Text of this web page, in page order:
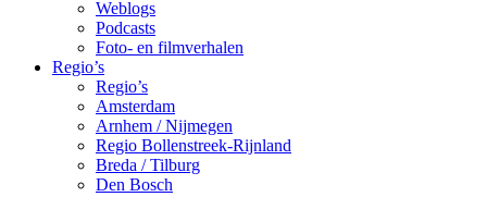
Weblogs
Podcasts
Foto- en filmverhalen
Regio’s
Regio’s
Amsterdam
Arnhem / Nijmegen
Regio Bollenstreek-Rijnland
Breda / Tilburg
Den Bosch